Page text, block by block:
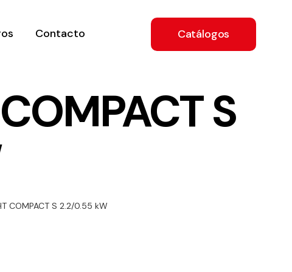
de
Contacto Catálogos
S
COMPACT S 2.2/0.55 kW